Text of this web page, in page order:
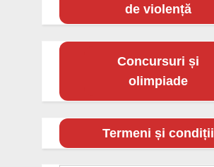
de violență
Concursuri și
olimpiade
Termeni și condiții